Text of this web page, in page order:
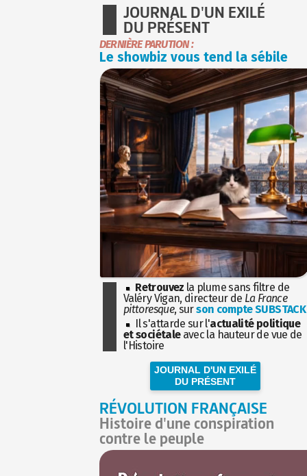
JOURNAL D'UN EXILÉ
DU PRÉSENT
DERNIÈRE PARUTION :
Le showbiz vous tend la sébile
Retrouvez la plume sans filtre de
Valéry Vigan, directeur de La France
pittoresque, surson compte SUBSTACK
Il s'attarde sur l'actualité politique
et sociétaleavec la hauteur de vue de
l'Histoire
JOURNAL D'UN EXILÉ
DU PRÉSENT
RÉVOLUTION FRANÇAISE
Histoire d'une conspiration
contre le peuple